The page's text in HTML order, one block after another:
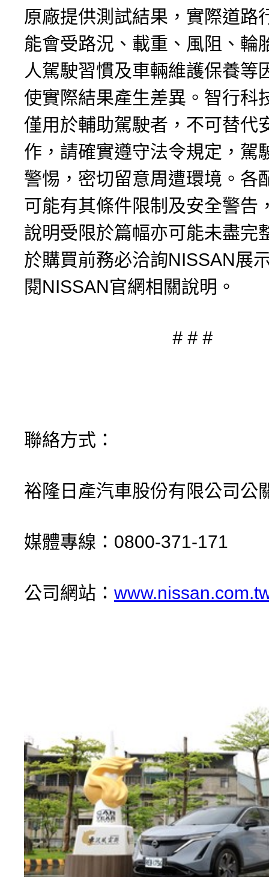
原廠提供測試結果，實際道路
能會受路況、載重、風阻、輪
人駕駛習慣及車輛維護保養等
使實際結果產生差異。智行科
僅用於輔助駕駛者，不可替代
作，請確實遵守法令規定，駕
警惕，密切留意周遭環境。各
可能有其條件限制及安全警告
說明受限於篇幅亦可能未盡完
於購買前務必洽詢NISSAN展
閱NISSAN官網相關說明。
# # #
聯絡方式：
裕隆日產汽車股份有限公司公
媒體專線：0800-371-171
公司網站：